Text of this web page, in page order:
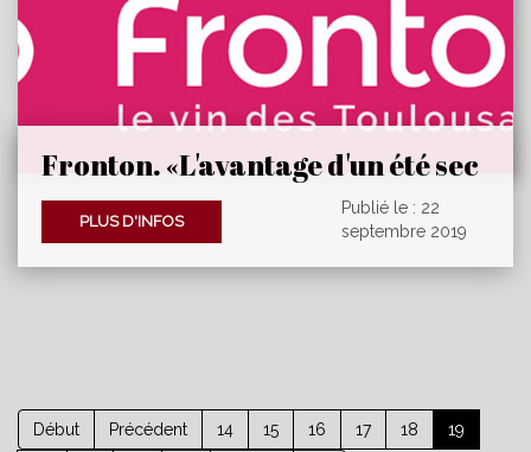
Fronton. «L'avantage d'un été sec
est un vignoble sain»
PLUS D'INFOS
Publié le : 22
septembre 2019
Début Précédent 14 15 16 17 18 19